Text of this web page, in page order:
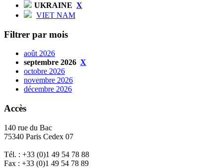
UKRAINE X
VIET NAM
Filtrer par mois
août 2026
septembre 2026 X
octobre 2026
novembre 2026
décembre 2026
Accès
140 rue du Bac
75340 Paris Cedex 07
Tél. : +33 (0)1 49 54 78 88
Fax : +33 (0)1 49 54 78 89